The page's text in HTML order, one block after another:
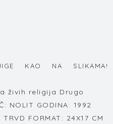
KAO NA SLIKAMA!
živih religija Drugo
NOLIT GODINA: 1992
FORMAT: 24X17 CM